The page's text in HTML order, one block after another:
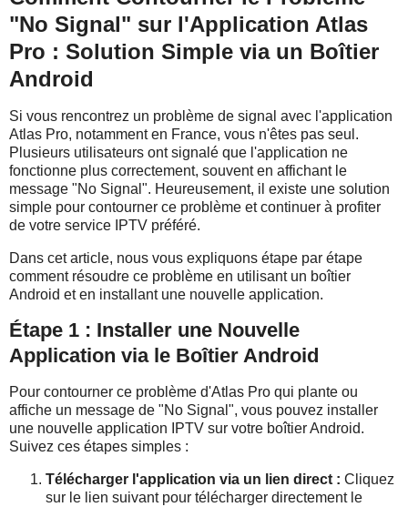
"No Signal" sur l'Application Atlas
Pro : Solution Simple via un Boîtier
Android
Si vous rencontrez un problème de signal avec l'application
Atlas Pro, notamment en France, vous n'êtes pas seul.
Plusieurs utilisateurs ont signalé que l'application ne
fonctionne plus correctement, souvent en affichant le
message "No Signal". Heureusement, il existe une solution
simple pour contourner ce problème et continuer à profiter
de votre service IPTV préféré.
Dans cet article, nous vous expliquons étape par étape
comment résoudre ce problème en utilisant un boîtier
Android et en installant une nouvelle application.
Étape 1 : Installer une Nouvelle
Application via le Boîtier Android
Pour contourner ce problème d'Atlas Pro qui plante ou
affiche un message de "No Signal", vous pouvez installer
une nouvelle application IPTV sur votre boîtier Android.
Suivez ces étapes simples :
Télécharger l'application via un lien direct : Cliquez
sur le lien suivant pour télécharger directement le